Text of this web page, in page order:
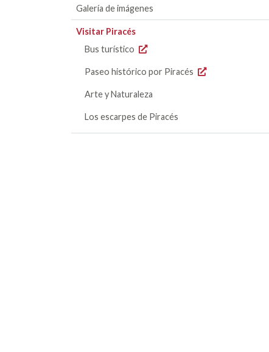
Galería de imágenes
Visitar Piracés
Bus turístico
Paseo histórico por Piracés
Arte y Naturaleza
Los escarpes de Piracés